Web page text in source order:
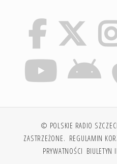
© POLSKIE RADIO
ZASTRZEŻONE. REGULAMIN
PRYWATNOŚCI BIULETYN